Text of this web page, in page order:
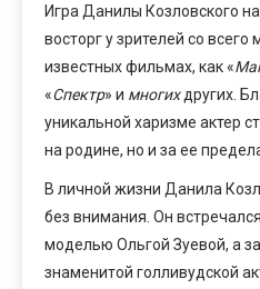
Игра Данилы Козловского
восторг у зрителей со всего
известных фильмах, как «
«Спектр» и многихдругих.
уникальной харизме актер
на родине, но и за ее
В личной жизни Данила
без внимания. Он
моделью Ольгой Зуевой, а
знаменитой голливудской